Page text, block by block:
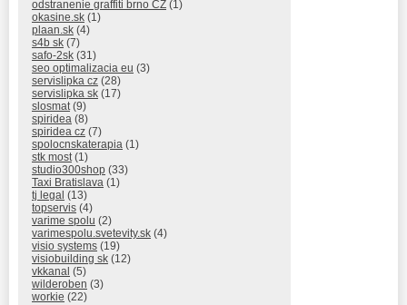
odstranenie graffiti brno CZ (1)
okasine.sk (1)
plaan.sk (4)
s4b sk (7)
safo-2sk (31)
seo optimalizacia eu (3)
servislipka cz (28)
servislipka sk (17)
slosmat(9)
spiridea (8)
spiridea cz (7)
spolocnskaterapia (1)
stk most(1)
studio300shop (33)
Taxi Bratislava (1)
tj legal (13)
topservis (4)
varime spolu (2)
varimespolu.svetevity.sk (4)
visio systems (19)
visiobuilding sk (12)
vkkanal (5)
wilderoben (3)
workie (22)